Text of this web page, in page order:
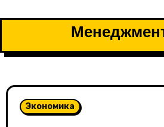
Экономика